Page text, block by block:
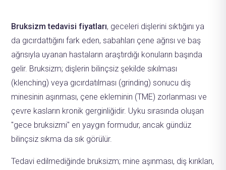
Bruksizm tedavisi fiyatları, geceleri dişlerini sıktığını ya
da gıcırdattığını fark eden, sabahları çene ağrısı ve baş
ağrısıyla uyanan hastaların araştırdığı konuların başında
gelir. Bruksizm; dişlerin bilinçsiz şekilde sıkılması
(klenching) veya gıcırdatılması (grinding) sonucu diş
minesinin aşınması, çene ekleminin (TME) zorlanması ve
çevre kasların kronik gerginliğidir. Uyku sırasında oluşan
"gece bruksizmi" en yaygın formudur, ancak gündüz
bilinçsiz sıkma da sık görülür.
Tedavi edilmediğinde bruksizm; mine aşınması, diş kırıkları,